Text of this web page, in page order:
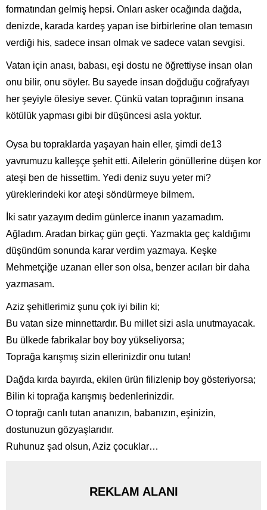
formatından gelmiş hepsi. Onları asker ocağında dağda,
denizde, karada kardeş yapan ise birbirlerine olan temasın
verdiği his, sadece insan olmak ve sadece vatan sevgisi.
Vatan için anası, babası, eşi dostu ne öğrettiyse insan olan
onu bilir, onu söyler. Bu sayede insan doğduğu coğrafyayı
her şeyiyle ölesiye sever. Çünkü vatan toprağının insana
kötülük yapması gibi bir düşüncesi asla yoktur.
Oysa bu topraklarda yaşayan hain eller, şimdi de13
yavrumuzu kalleşçe şehit etti. Ailelerin gönüllerine düşen kor
ateşi ben de hissettim. Yedi deniz suyu yeter mi?
yüreklerindeki kor ateşi söndürmeye bilmem.
İki satır yazayım dedim günlerce inanın yazamadım.
Ağladım. Aradan birkaç gün geçti. Yazmakta geç kaldığımı
düşündüm sonunda karar verdim yazmaya. Keşke
Mehmetçiğe uzanan eller son olsa, benzer acıları bir daha
yazmasam.
Aziz şehitlerimiz şunu çok iyi bilin ki;
Bu vatan size minnettardır. Bu millet sizi asla unutmayacak.
Bu ülkede fabrikalar boy boy yükseliyorsa;
Toprağa karışmış sizin ellerinizdir onu tutan!
Dağda kırda bayırda, ekilen ürün filizlenip boy gösteriyorsa;
Bilin ki toprağa karışmış bedenlerinizdir.
O toprağı canlı tutan ananızın, babanızın, eşinizin,
dostunuzun gözyaşlarıdır.
Ruhunuz şad olsun, Aziz çocuklar…
REKLAM ALANI